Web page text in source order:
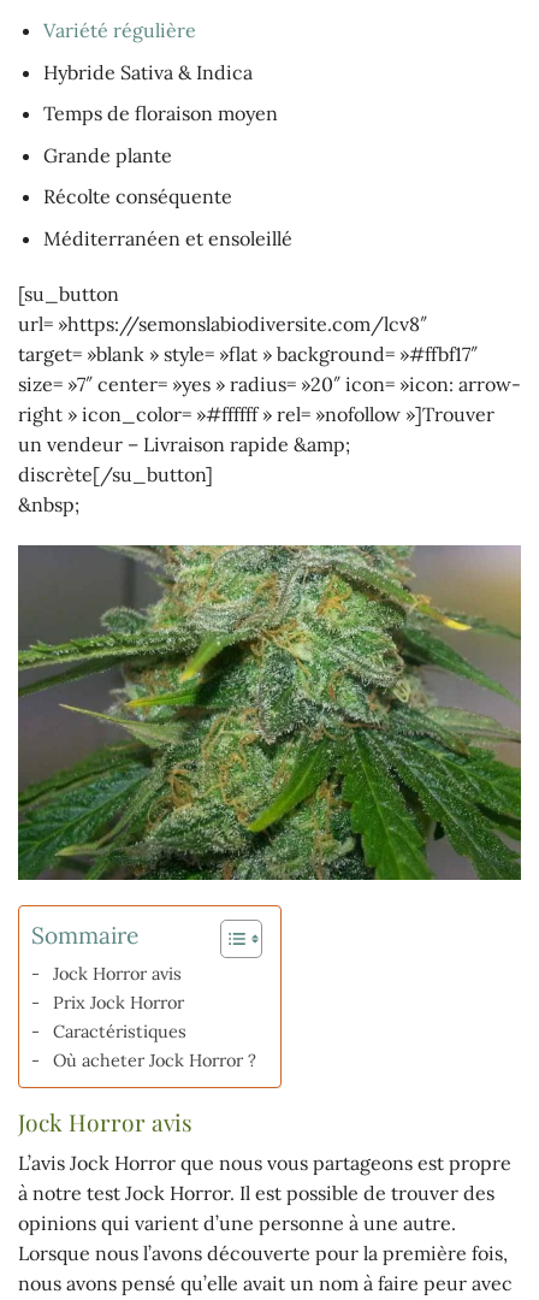
Variété régulière
Hybride Sativa & Indica
Temps de floraison moyen
Grande plante
Récolte conséquente
Méditerranéen et ensoleillé
[su_button
url= »https://semonslabiodiversite.com/lcv8″
target= »blank » style= »flat » background= »#ffbf17″
size= »7″ center= »yes » radius= »20″ icon= »icon: arrow-
right » icon_color= »#ffffff » rel= »nofollow »]Trouver
un vendeur – Livraison rapide &amp;
discrète[/su_button]
&nbsp;
Sommaire
Jock Horror avis
Prix Jock Horror
Caractéristiques
Où acheter Jock Horror ?
Jock Horror avis
L’avis Jock Horror que nous vous partageons est propre
à notre test Jock Horror. Il est possible de trouver des
opinions qui varient d’une personne à une autre.
Lorsque nous l’avons découverte pour la première fois,
nous avons pensé qu’elle avait un nom à faire peur avec